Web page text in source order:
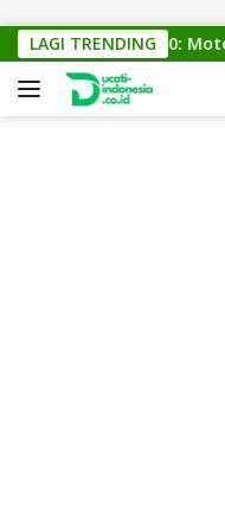
LAGI TRENDING
KTM Cross 150: Motor